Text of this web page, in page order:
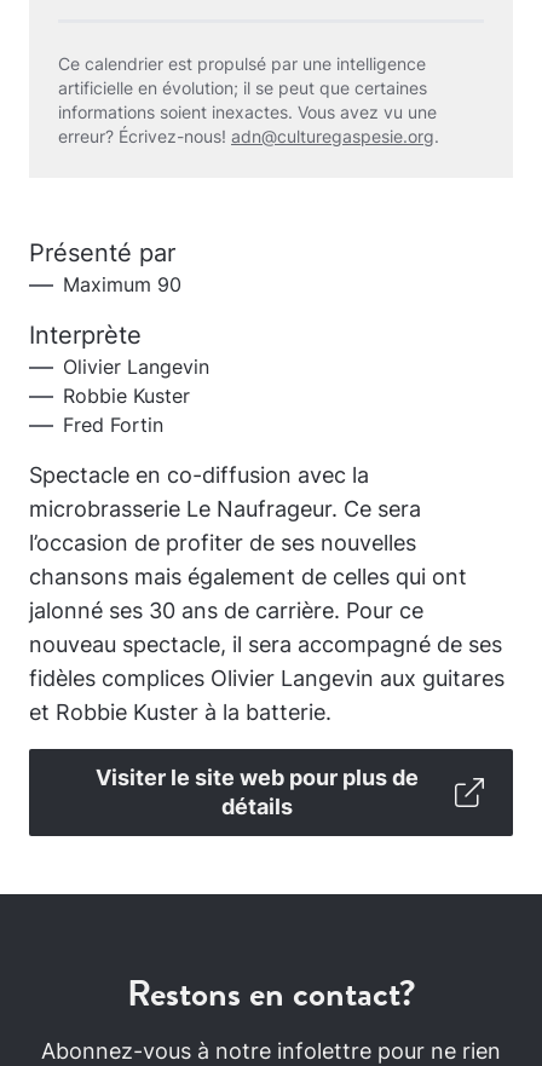
Ce calendrier est propulsé par une intelligence
artificielle en évolution; il se peut que certaines
informations soient inexactes. Vous avez vu une
erreur? Écrivez-nous! adn@culturegaspesie.org.
Présenté par
Maximum 90
Interprète
Olivier Langevin
Robbie Kuster
Fred Fortin
Spectacle en co-diffusion avec la
microbrasserie Le Naufrageur. Ce sera
l’occasion de profiter de ses nouvelles
chansons mais également de celles qui ont
jalonné ses 30 ans de carrière. Pour ce
nouveau spectacle, il sera accompagné de ses
fidèles complices Olivier Langevin aux guitares
et Robbie Kuster à la batterie.
Visiter le site web pour plus de
détails
Restons en contact?
Abonnez-vous à notre infolettre pour ne rien